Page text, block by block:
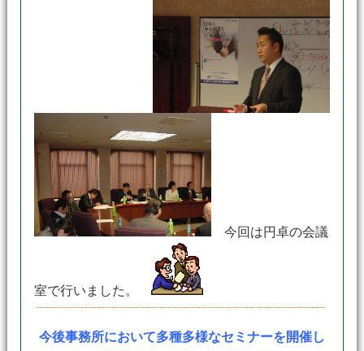
今回は円卓の会議
室で行いました。
今後事務所において多種多様なセミナーを開催し